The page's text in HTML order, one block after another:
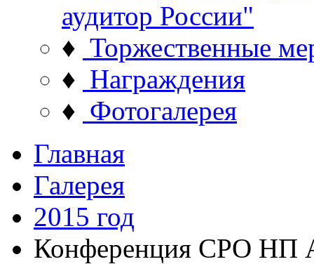
аудитор России"
♦ Торжественные
♦ Награждения
♦ Фотогалерея
Главная
Галерея
2015 год
Конференция СРО НП